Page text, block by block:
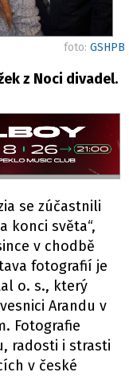
foto: GSHPB
z Noci divadel.
se zúčastnili
konci světa“,
v chodbě
fotografií je
o. s., který
Arandu v
Fotografie
radosti i strasti
v české